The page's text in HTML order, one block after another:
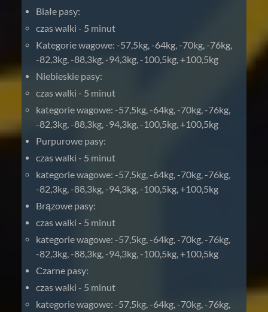
Białe pasy:
czas walki - 5 minut
Kategorie wagowe: -57,5kg, -64kg, -70kg, -76kg,
-82,3kg, -88,3kg, -94,3kg, -100,5kg, +100,5kg
Niebieskie pasy:
czas walki - 5 minut
kategorie wagowe: -57,5kg, -64kg, -70kg, -76kg,
-82,3kg, -88,3kg, -94,3kg, -100,5kg, +100,5kg
Purpurowe pasy:
czas walki - 5 minut
kategorie wagowe: -57,5kg, -64kg, -70kg, -76kg,
-82,3kg, -88,3kg, -94,3kg, -100,5kg, +100,5kg
Brązowe pasy:
czas walki - 5 minut
kategorie wagowe: -57,5kg, -64kg, -70kg, -76kg,
-82,3kg, -88,3kg, -94,3kg, -100,5kg, +100,5kg
Czarne pasy:
czas walki - 5 minut
kategorie wagowe: -57,5kg, -64kg, -70kg, -76kg,